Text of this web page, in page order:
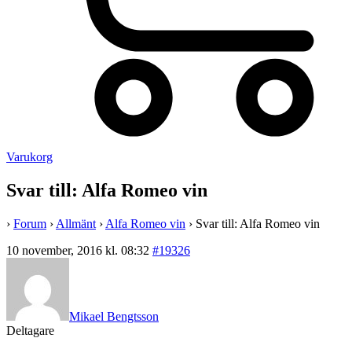
Varukorg
Svar till: Alfa Romeo vin
› Forum › Allmänt › Alfa Romeo vin › Svar till: Alfa Romeo vin
10 november, 2016 kl. 08:32 #19326
Mikael Bengtsson
Deltagare